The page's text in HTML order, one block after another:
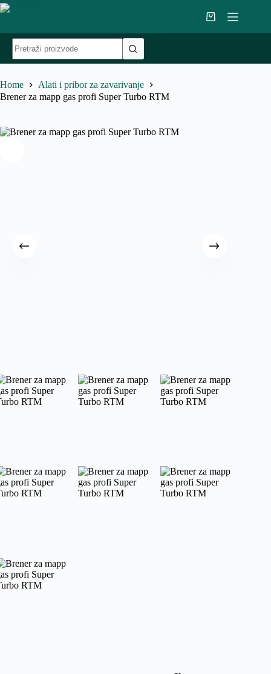
Skip
to
Shopping
cart
results
Home
Alati i pribor za zavarivanje
Brener za mapp gas profi Super Turbo RTM